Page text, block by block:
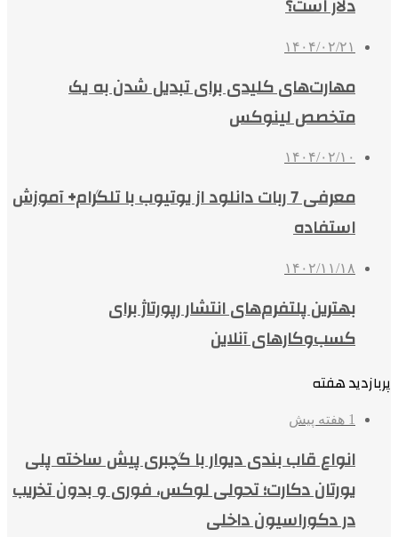
دلار است؟
۱۴۰۴/۰۲/۲۱
مهارت‌های کلیدی برای تبدیل شدن به یک
متخصص لینوکس
۱۴۰۴/۰۲/۱۰
معرفی 7 ربات دانلود از یوتیوب با تلگرام+ آموزش
استفاده
۱۴۰۲/۱۱/۱۸
بهترین پلتفرم‌های انتشار رپورتاژ برای
کسب‌وکارهای آنلاین
پربازدید هفته
1 هفته پیش
انواع قاب بندی دیوار با گچبری پیش ساخته پلی
یورتان دکارت؛ تحولی لوکس، فوری و بدون تخریب
در دکوراسیون داخلی